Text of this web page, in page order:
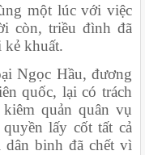
một lúc với việc
còn, triều đình đã
kẻ khuất.
Ngọc Hầu, đương
quốc, lại có trách
quản quân vụ
lấy cốt tất cả
dân binh đã chết vì